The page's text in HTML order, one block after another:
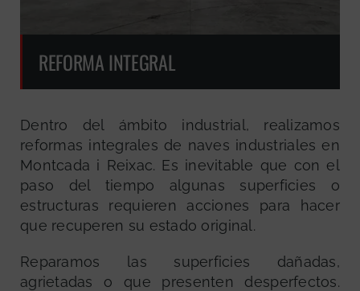
REFORMA INTEGRAL
Dentro del ámbito industrial, realizamos
reformas integrales de naves industriales en
Montcada i Reixac. Es inevitable que con el
paso del tiempo algunas superficies o
estructuras requieren acciones para hacer
que recuperen su estado original.
Reparamos las superficies dañadas,
agrietadas o que presenten desperfectos.